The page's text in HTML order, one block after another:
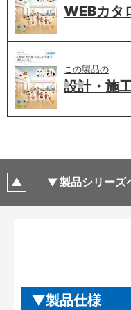
WEBカタ
この製品の
設計・施
製品シリーズ
製品仕様